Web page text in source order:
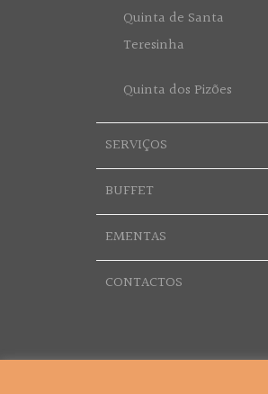
Quinta de Santa
Teresinha
Quinta dos Pizões
SERVIÇOS
BUFFET
EMENTAS
CONTACTOS